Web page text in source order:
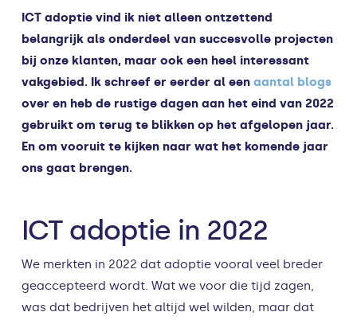
ICT adoptie vind ik niet alleen ontzettend
belangrijk als onderdeel van succesvolle projecten
bij onze klanten, maar ook een heel interessant
vakgebied. Ik schreef er eerder al een aantal blogs
over en heb de rustige dagen aan het eind van 2022
gebruikt om terug te blikken op het afgelopen jaar.
En om vooruit te kijken naar wat het komende jaar
ons gaat brengen.
ICT adoptie in 2022
We merkten in 2022 dat adoptie vooral veel breder
geaccepteerd wordt. Wat we voor die tijd zagen,
was dat bedrijven het altijd wel wilden, maar dat